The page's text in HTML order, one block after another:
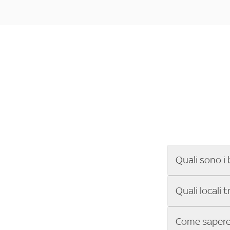
Quali sono i
Se cerchi un
ENILIVE, la
Sky Bar ti
Quali locali
Vuoi sapere
Come